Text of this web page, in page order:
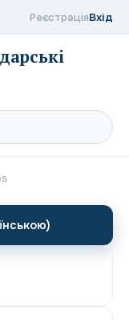
РеєстраціяВхід